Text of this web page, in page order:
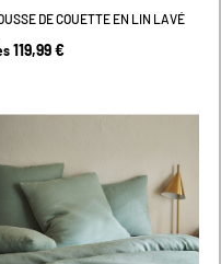
DE COUETTE EN LIN LAVÉ
119,99 €